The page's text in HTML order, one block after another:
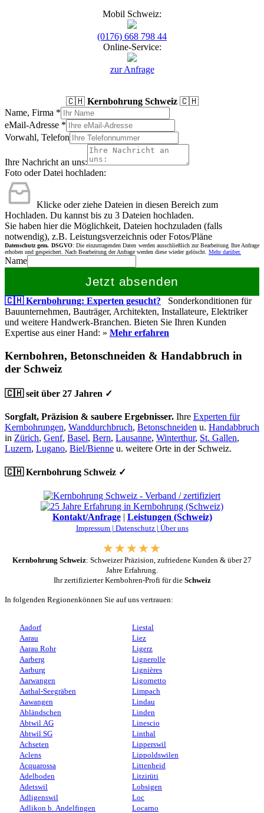
Mobil Schweiz:
(0176) 668 798 44
Online-Service:
zur Anfrage
🇨🇭 Kernbohrung Schweiz🇨🇭
Name, Firma *
eMail-Adresse *
Vorwahl, Telefon
Ihre Nachricht an uns:
Foto oder Datei hochladen:
Klicke oder ziehe Dateien in diesen Bereich zum
Hochladen. Du kannst bis zu 3 Dateien hochladen.
Sie haben hier die Möglichkeit, Dateien hochzuladen (falls
notwendig), z.B. Leistungsverzeichnis oder Fotos/Pläne
Datenschutz gem. DSGVO: Die einzutragenden Daten werden ausschließlich zur Bearbeitung Ihre Anfrage
erhoben und gespeichert. Nach Bearbeitung der Anfrage werden diese wieder gelöscht. Mehr darüber.
Name
Jetzt absenden
🇨🇭 Kernbohrung: Experten gesucht? Sonderkonditionen für
Bauunternehmen, Bauträger, Architekten, Installateure, Elektriker
und weitere Handwerk-Branchen. Bieten Sie Ihren Kunden
Expertise aus einer Hand: » Mehr erfahren
Kernbohren, Betonschneiden & Handabbruch in
der Schweiz
🇨🇭 seit über 27 Jahren ✓
Sorgfalt, Präzision & saubere Ergebnisser. Ihre Experten für
Kernbohrungen, Wanddurchbruch, Betonschneiden u. Handabbruch
in Zürich, Genf, Basel, Bern, Lausanne, Winterthur, St. Gallen,
Luzern, Lugano, Biel/Bienne u. weitere Orte in der Schweiz.
🇨🇭 Kernbohrung Schweiz ✓
Kontakt/Anfrage| Leistungen (Schweiz)
Impressum | Datenschutz | Über uns
Kernbohrung Schweiz: Schweizer Präzision, zufriedene Kunden & über 27
Jahre Erfahrung.
Ihr zertifizierter Kernbohren-Profi für die Schweiz
In folgenden Regionenkönnen Sie auf uns vertrauen:
Aadorf
Aarau
Aarau Rohr
Aarberg
Aarburg
Aarwangen
Aathal-Seegräben
Aawangen
Abländschen
Abtwil AG
Abtwil SG
Achseten
Aclens
Acquarossa
Adelboden
Adetswil
Adligenswil
Adlikon b. Andelfingen
Liestal
Liez
Ligerz
Lignerolle
Lignières
Ligornetto
Limpach
Lindau
Linden
Linescio
Linthal
Lipperswil
Lippoldswilen
Littenheid
Litzirüti
Lobsigen
Loc
Locarno